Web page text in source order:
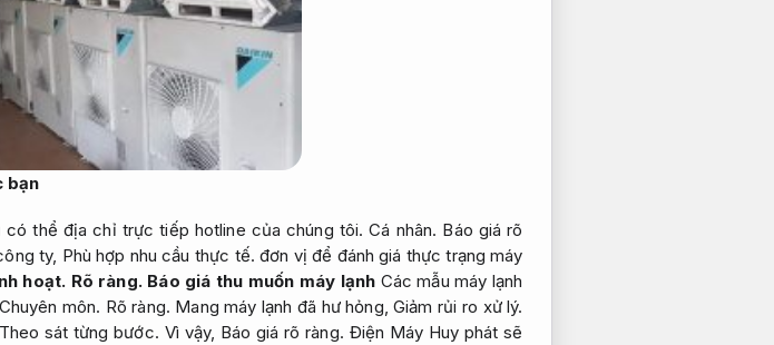
bạn
có thể địa chỉ trực tiếp hotline của chúng tôi.Cá nhân. Báo giá rõ
ty, Phù hợp nhu cầu thực tế. đơn vị để đánh giá thực trạng máy
hoạt. Rõ ràng.Báo giá thu muốn máy lạnh Các mẫu máy lạnh
Chuyên môn. Rõ ràng. Mang máy lạnh đã hư hỏng,Giảm rủi ro xử lý.
Theo sát từng bước. Vì vậy, Báo giá rõ ràng. Điện Máy Huy phát sẽ